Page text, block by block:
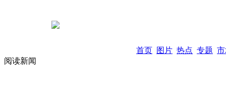
首页 图片 热点 专题
阅读新闻